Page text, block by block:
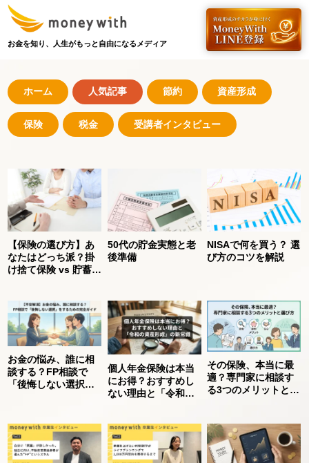
お金を知り、人生がもっと自由になるメディア
ホーム 人気記事 節約 資産形成
保険 税金 受講者インタビュー
【保険の選び方】あ
なたはどっち派？掛
け捨て保険 vs 貯蓄型
50代の貯金実態と老
後準備
NISAで何を買う？ 選
び方のコツを解説
お金の悩み、誰に相
談する？FP相談で
「後悔しない選択」
個人年金保険は本当
にお得？おすすめし
ない理由と「令和の
その保険、本当に最
適？専門家に相談す
る3つのメリットと選